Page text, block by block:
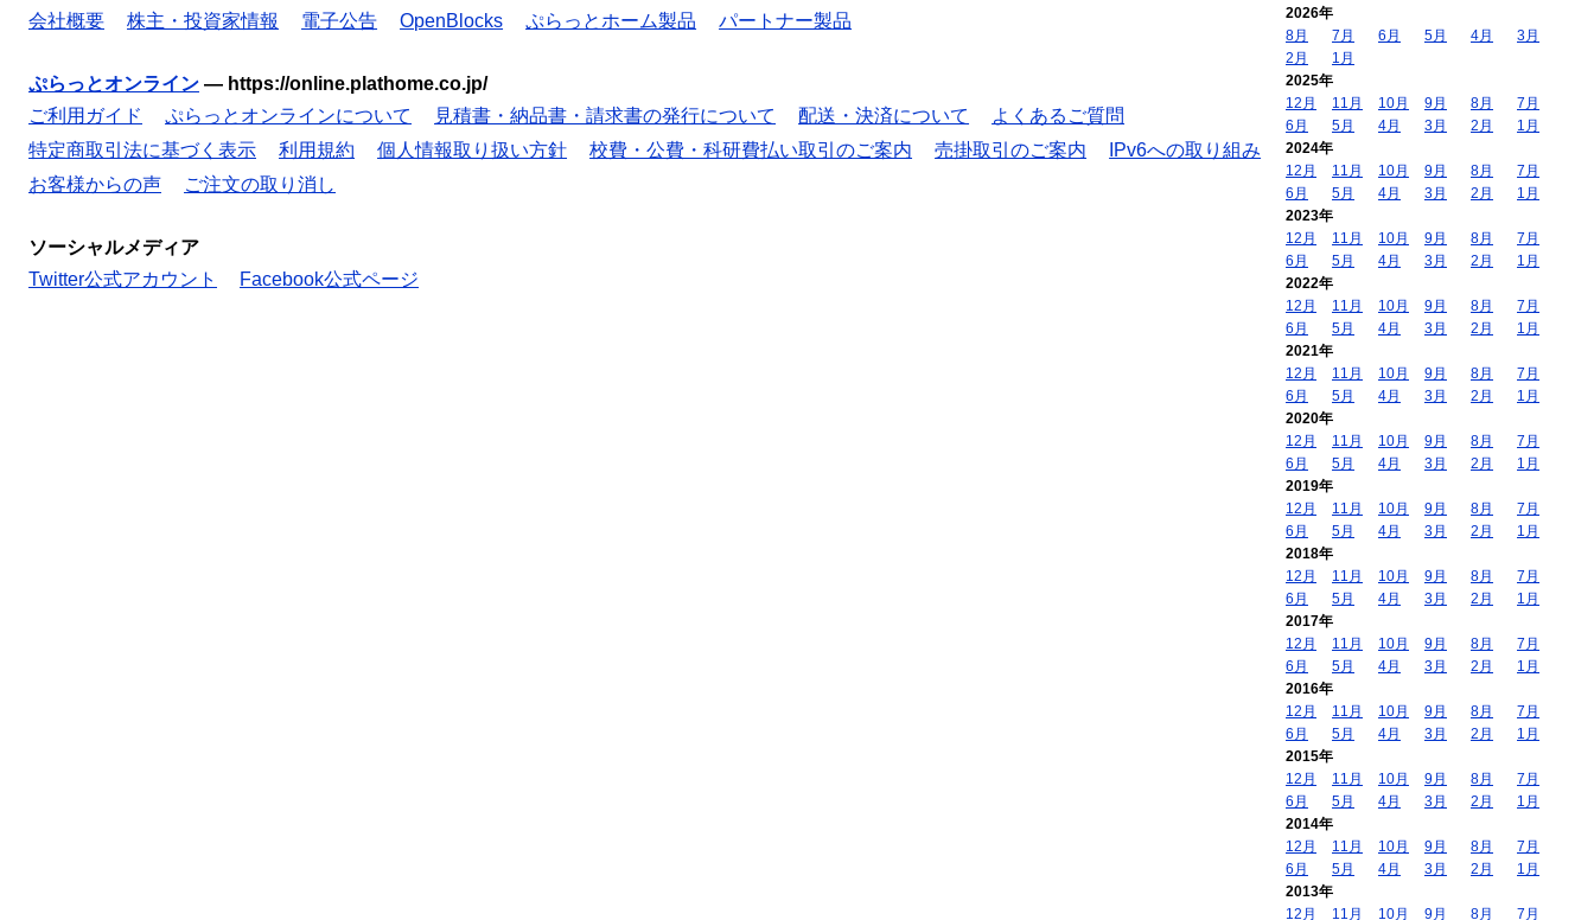
会社概要
株主・投資家情報 電子公告 OpenBlocks ぷらっとホーム製品 パートナー製品
ぷらっとオンライン — https://online.plathome.co.jp/
ご利用ガイド
ぷらっとオンラインについて 見積書・納品書・請求書の発行について 配送・決済について
よくあるご質問
特定商取引法に基づく表示
利用規約 個人情報取り扱い方針 校費・公費・科研費払い取引のご案内 売掛取引のご案内
IPv6への取り組み
お客様からの声
ご注文の取り消し
ソーシャルメディア
Twitter公式アカウント
Facebook公式ページ
2026年
8月
7月 6月 5月 4月
3月
2月
1月
2025年
12月
11月 10月 9月 8月
7月
6月
5月 4月 3月 2月
1月
2024年
12月
11月 10月 9月 8月
7月
6月
5月 4月 3月 2月
1月
2023年
12月
11月 10月 9月 8月
7月
6月
5月 4月 3月 2月
1月
2022年
12月
11月 10月 9月 8月
7月
6月
5月 4月 3月 2月
1月
2021年
12月
11月 10月 9月 8月
7月
6月
5月 4月 3月 2月
1月
2020年
12月
11月 10月 9月 8月
7月
6月
5月 4月 3月 2月
1月
2019年
12月
11月 10月 9月 8月
7月
6月
5月 4月 3月 2月
1月
2018年
12月
11月 10月 9月 8月
7月
6月
5月 4月 3月 2月
1月
2017年
12月
11月 10月 9月 8月
7月
6月
5月 4月 3月 2月
1月
2016年
12月
11月 10月 9月 8月
7月
6月
5月 4月 3月 2月
1月
2015年
12月
11月 10月 9月 8月
7月
6月
5月 4月 3月 2月
1月
2014年
12月
11月 10月 9月 8月
7月
6月
5月 4月 3月 2月
1月
2013年
12月
11月 10月 9月 8月 7月